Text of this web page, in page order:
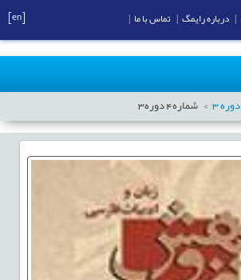
دوره3 شماره4دوره3
درباره رایمگ تماس با ما